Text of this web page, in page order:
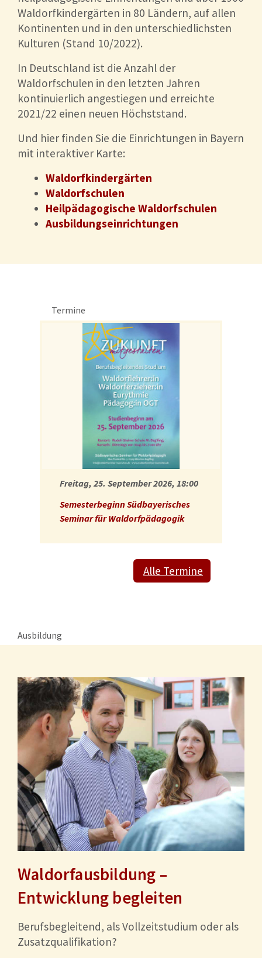
Waldorfkindergärten in 80 Ländern, auf allen
Kontinenten und in den unterschiedlichsten
Kulturen (Stand 10/2022).
In Deutschland ist die Anzahl der
Waldorfschulen in den letzten Jahren
kontinuierlich angestiegen und erreichte
2021/22 einen neuen Höchststand.
Und hier finden Sie die Einrichtungen in Bayern
mit interaktiver Karte:
Waldorfkindergärten
Waldorfschulen
Heilpädagogische Waldorfschulen
Ausbildungseinrichtungen
Termine
Freitag, 25. September 2026, 18:00
Semesterbeginn Südbayerisches
Seminar für Waldorfpädagogik
Alle Termine
Ausbildung
Waldorfausbildung –
Entwicklung begleiten
Berufsbegleitend, als Vollzeitstudium oder als
Zusatzqualifikation?